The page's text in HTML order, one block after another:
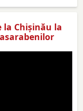
la Chișinău la